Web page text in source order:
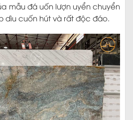
mẫu đá uốn lượn uyển chuyển
dìu cuốn hút và rất độc đáo.